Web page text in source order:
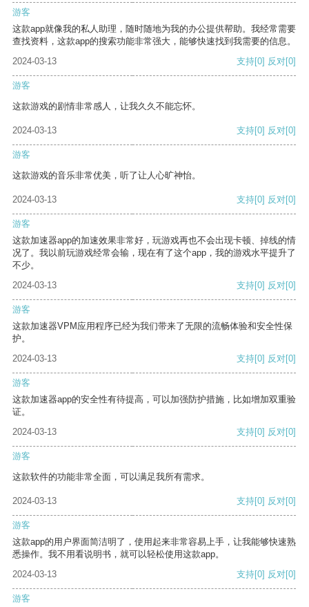
游客
这款app就像我的私人助理，随时随地为我的办公提供帮助。我经常需要
查找资料，这款app的搜索功能非常强大，能够快速找到我需要的信息。
2024-03-13
支持[0] 反对[0]
游客
这款游戏的剧情非常感人，让我久久不能忘怀。
2024-03-13 支持[0] 反对[0]
游客
这款游戏的音乐非常优美，听了让人心旷神怡。
2024-03-13 支持[0] 反对[0]
游客
这款加速器app的加速效果非常好，玩游戏再也不会出现卡顿、掉线的情
况了。我以前玩游戏经常会输，现在有了这个app，我的游戏水平提升了
不少。
2024-03-13
支持[0] 反对[0]
游客
这款加速器VPM应用程序已经为我们带来了无限的流畅体验和安全性保
护。
2024-03-13
支持[0] 反对[0]
游客
这款加速器app的安全性有待提高，可以加强防护措施，比如增加双重验
证。
2024-03-13
支持[0] 反对[0]
游客
这款软件的功能非常全面，可以满足我所有需求。
2024-03-13 支持[0] 反对[0]
游客
这款app的用户界面简洁明了，使用起来非常容易上手，让我能够快速熟
悉操作。我不用看说明书，就可以轻松使用这款app。
2024-03-13
支持[0] 反对[0]
游客